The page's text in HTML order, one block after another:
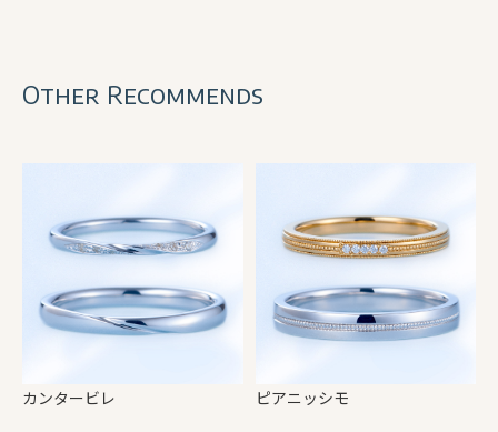
Other Recommends
カンタービレ ピアニッシモ